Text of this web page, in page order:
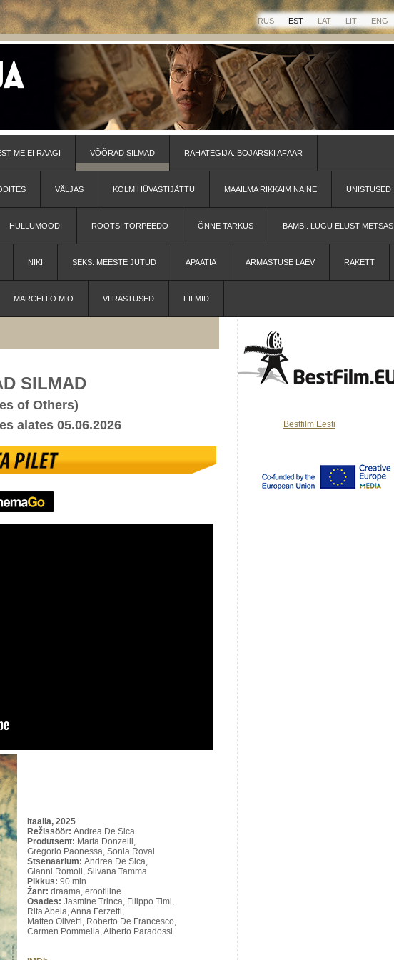
RUS EST LAT LIT ENG
ME EI RÄÄGI VÕÕRAD SILMAD RAHATEGIJA. BOJARSKI AFÄÄR
VÄLJAS KOLM HÜVASTIJÄTTU MAAILMA RIKKAIM NAINE UNISTUSED
HULLUMOODI ROOTSI TORPEEDO ÕNNE TARKUS BAMBI. LUGU ELUST METSAS
NIKI SEKS. MEESTE JUTUD APAATIA ARMASTUSE LAEV RAKETT
MARCELLO MIO VIIRASTUSED FILMID
SILMAD
of Others)
alates 05.06.2026
Itaalia, 2025
Režissöör: Andrea De Sica
Produtsent: Marta Donzelli,
Gregorio Paonessa, Sonia Rovai
Stsenaarium: Andrea De Sica,
Gianni Romoli, Silvana Tamma
Pikkus: 90 min
Žanr: draama, erootiline
Osades: Jasmine Trinca, Filippo Timi,
Rita Abela, Anna Ferzetti,
Matteo Olivetti, Roberto De Francesco,
Carmen Pommella, Alberto Paradossi
Bestfilm Eesti